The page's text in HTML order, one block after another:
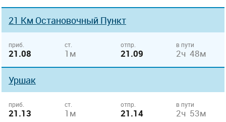
21 Км Остановочный Пункт
приб.
21.08
ст.
1м
отпр.
21.09
в пути
2ч 48м
Уршак
приб.
21.13
ст.
1м
отпр.
21.14
в пути
2ч 53м